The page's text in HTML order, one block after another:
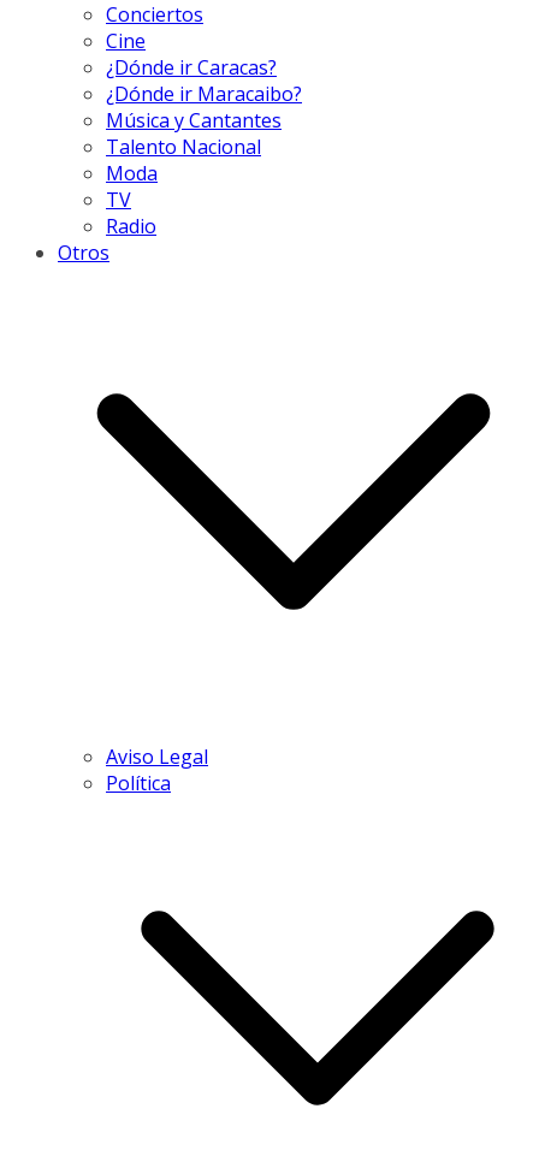
Conciertos
Cine
¿Dónde ir Caracas?
¿Dónde ir Maracaibo?
Música y Cantantes
Talento Nacional
Moda
TV
Radio
Otros
Aviso Legal
Política